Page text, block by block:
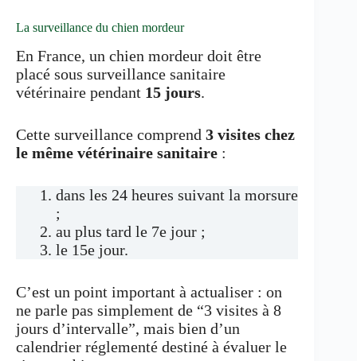
La surveillance du chien mordeur
En France, un chien mordeur doit être
placé sous surveillance sanitaire
vétérinaire pendant 15 jours.
Cette surveillance comprend 3 visites chez
le même vétérinaire sanitaire :
dans les 24 heures suivant la morsure
;
au plus tard le 7e jour ;
le 15e jour.
C’est un point important à actualiser : on
ne parle pas simplement de “3 visites à 8
jours d’intervalle”, mais bien d’un
calendrier réglementé destiné à évaluer le